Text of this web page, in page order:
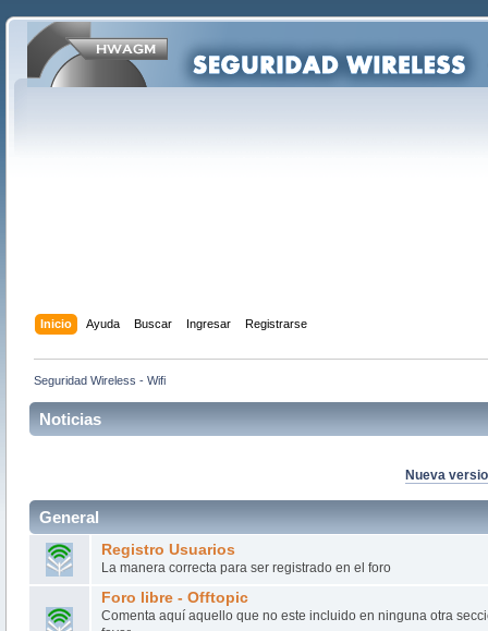
Inicio Ayuda Buscar Ingresar Registrarse
Seguridad Wireless - Wifi
Noticias
Nueva
General
Registro Usuarios
La manera correcta para ser registrado en el foro
Foro libre - Offtopic
Comenta aquí aquello que no este incluido en ninguna otra